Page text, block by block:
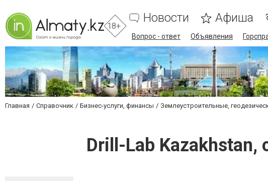
18+
Новости Афиша
Вопрос - ответ Объявления
Главная Справочник Бизнес-услуги, финансы Землеустроительные,
Drill-Lab